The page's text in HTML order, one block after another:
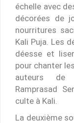
échelle avec
décorées de
nourritures
Kali Puja. Les
déesse et
pour chanter
auteurs de
Ramprasad
culte à Kali.
La deuxième